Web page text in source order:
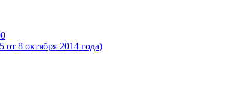
8 октября 2014 года)